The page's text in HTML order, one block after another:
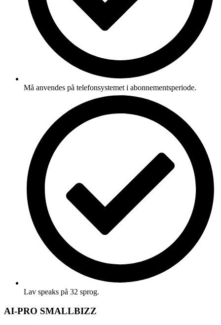
Må anvendes på telefonsystemet i abonnementsperiode.
Lav speaks på 32 sprog.
AI-PRO SMALLBIZZ